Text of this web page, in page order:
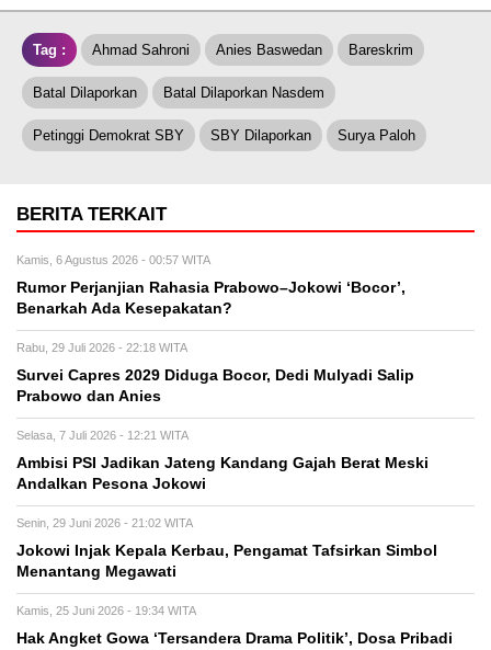
Tag : Ahmad Sahroni Anies Baswedan Bareskrim
Batal Dilaporkan Batal Dilaporkan Nasdem
Petinggi Demokrat SBY SBY Dilaporkan Surya Paloh
BERITA TERKAIT
Kamis, 6 Agustus 2026 - 00:57 WITA
Rumor Perjanjian Rahasia Prabowo–Jokowi ‘Bocor’,
Benarkah Ada Kesepakatan?
Rabu, 29 Juli 2026 - 22:18 WITA
Survei Capres 2029 Diduga Bocor, Dedi Mulyadi Salip
Prabowo dan Anies
Selasa, 7 Juli 2026 - 12:21 WITA
Ambisi PSI Jadikan Jateng Kandang Gajah Berat Meski
Andalkan Pesona Jokowi
Senin, 29 Juni 2026 - 21:02 WITA
Jokowi Injak Kepala Kerbau, Pengamat Tafsirkan Simbol
Menantang Megawati
Kamis, 25 Juni 2026 - 19:34 WITA
Hak Angket Gowa ‘Tersandera Drama Politik’, Dosa Pribadi